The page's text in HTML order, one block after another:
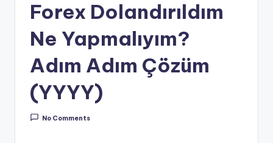
Forex Dolandırıldım
Ne Yapmalıyım?
Adım Adım Çözüm
(YYYY)
No Comments